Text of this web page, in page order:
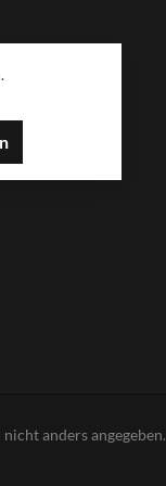
anders angegeben.